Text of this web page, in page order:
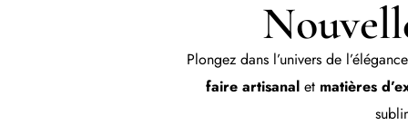
Plongez dans l’univers de
faire artisanalet matières